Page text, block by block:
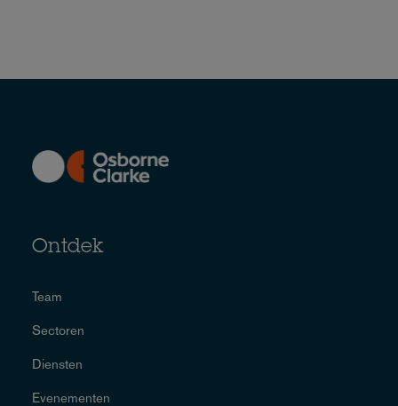
Ontdek
Team
Sectoren
Diensten
Evenementen